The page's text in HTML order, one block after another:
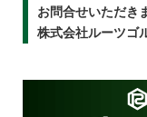
お問合せいただき
株式会社ルーツ